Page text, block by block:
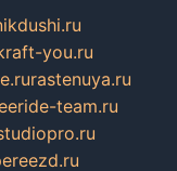
you.ru
rastenuya.ru
team.ru